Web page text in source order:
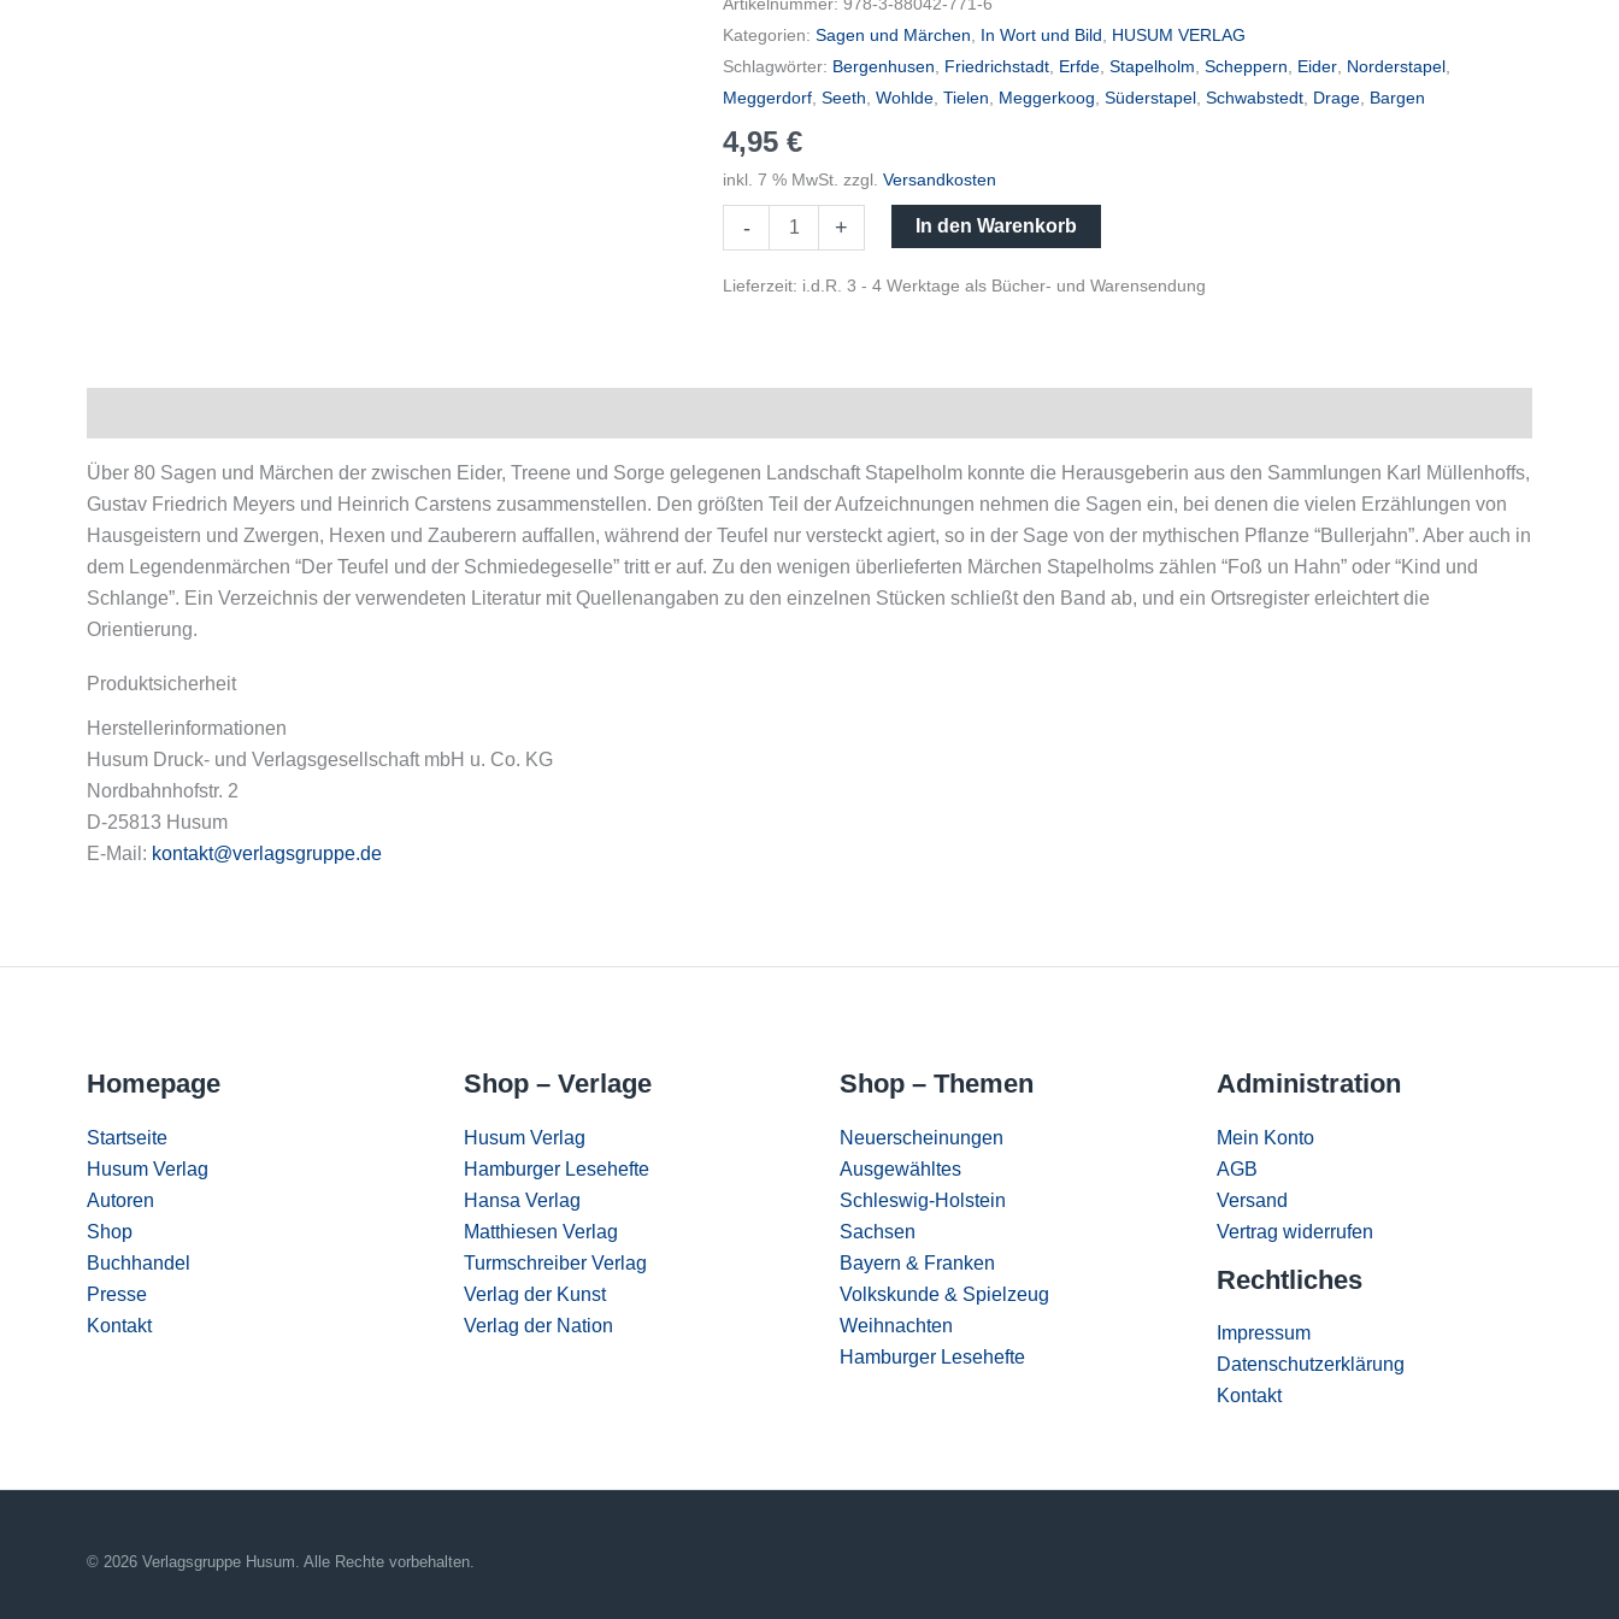
Kategorien: Sagen und Märchen In Wort und Bild
HUSUM VERLAG
Schlagwörter: Bergenhusen Friedrichstadt Erfde Stapelholm Scheppern Eider Norderstapel
Meggerdorf Seeth Wohlde Tielen Meggerkoog Süderstapel Schwabstedt Drage Bargen
4,95 €
inkl. 7 % MwSt. zzgl. Versandkosten
- + In den Warenkorb
Lieferzeit: i.d.R. 3 - 4 Werktage als Bücher- und Warensendung
Über 80 Sagen und Märchen der zwischen Eider, Treene und Sorge gelegenen Landschaft Stapelholm konnte die Herausgeberin aus den Sammlungen Karl Müllenhoffs,
Gustav Friedrich Meyers und Heinrich Carstens zusammenstellen. Den größten Teil der Aufzeichnungen nehmen die Sagen ein, bei denen die vielen Erzählungen von
Hausgeistern und Zwergen, Hexen und Zauberern auffallen, während der Teufel nur versteckt agiert, so in der Sage von der mythischen Pflanze “Bullerjahn”. Aber auch in
dem Legendenmärchen “Der Teufel und der Schmiedegeselle” tritt er auf. Zu den wenigen überlieferten Märchen Stapelholms zählen “Foß un Hahn” oder “Kind und
Schlange”. Ein Verzeichnis der verwendeten Literatur mit Quellenangaben zu den einzelnen Stücken schließt den Band ab, und ein Ortsregister erleichtert die
Orientierung.
Produktsicherheit
Herstellerinformationen
Husum Druck- und Verlagsgesellschaft mbH u. Co. KG
Nordbahnhofstr. 2
D-25813 Husum
E-Mail: kontakt@verlagsgruppe.de
Homepage
Startseite
Husum Verlag
Autoren
Shop
Buchhandel
Presse
Kontakt
Shop – Verlage
Husum Verlag
Hamburger Lesehefte
Hansa Verlag
Matthiesen Verlag
Turmschreiber Verlag
Verlag der Kunst
Verlag der Nation
Shop – Themen
Neuerscheinungen
Ausgewähltes
Schleswig-Holstein
Sachsen
Bayern & Franken
Volkskunde & Spielzeug
Weihnachten
Hamburger Lesehefte
Administration
Mein Konto
AGB
Versand
Vertrag widerrufen
Rechtliches
Impressum
Datenschutzerklärung
Kontakt
© 2026 Verlagsgruppe Husum. Alle Rechte vorbehalten.